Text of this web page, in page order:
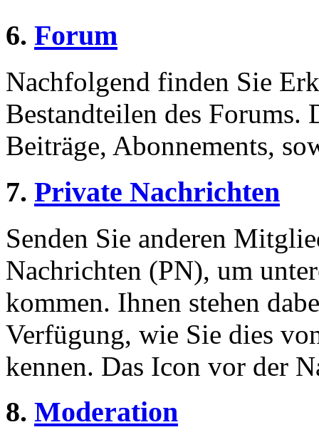
6. Forum
Nachfolgend finden Sie
Bestandteilen des Forums.
Beiträge, Abonnements,
7. Private Nachrichten
Senden Sie anderen
Nachrichten (PN), um
kommen. Ihnen stehen
Verfügung, wie Sie dies
kennen. Das Icon vor der
8. Moderation